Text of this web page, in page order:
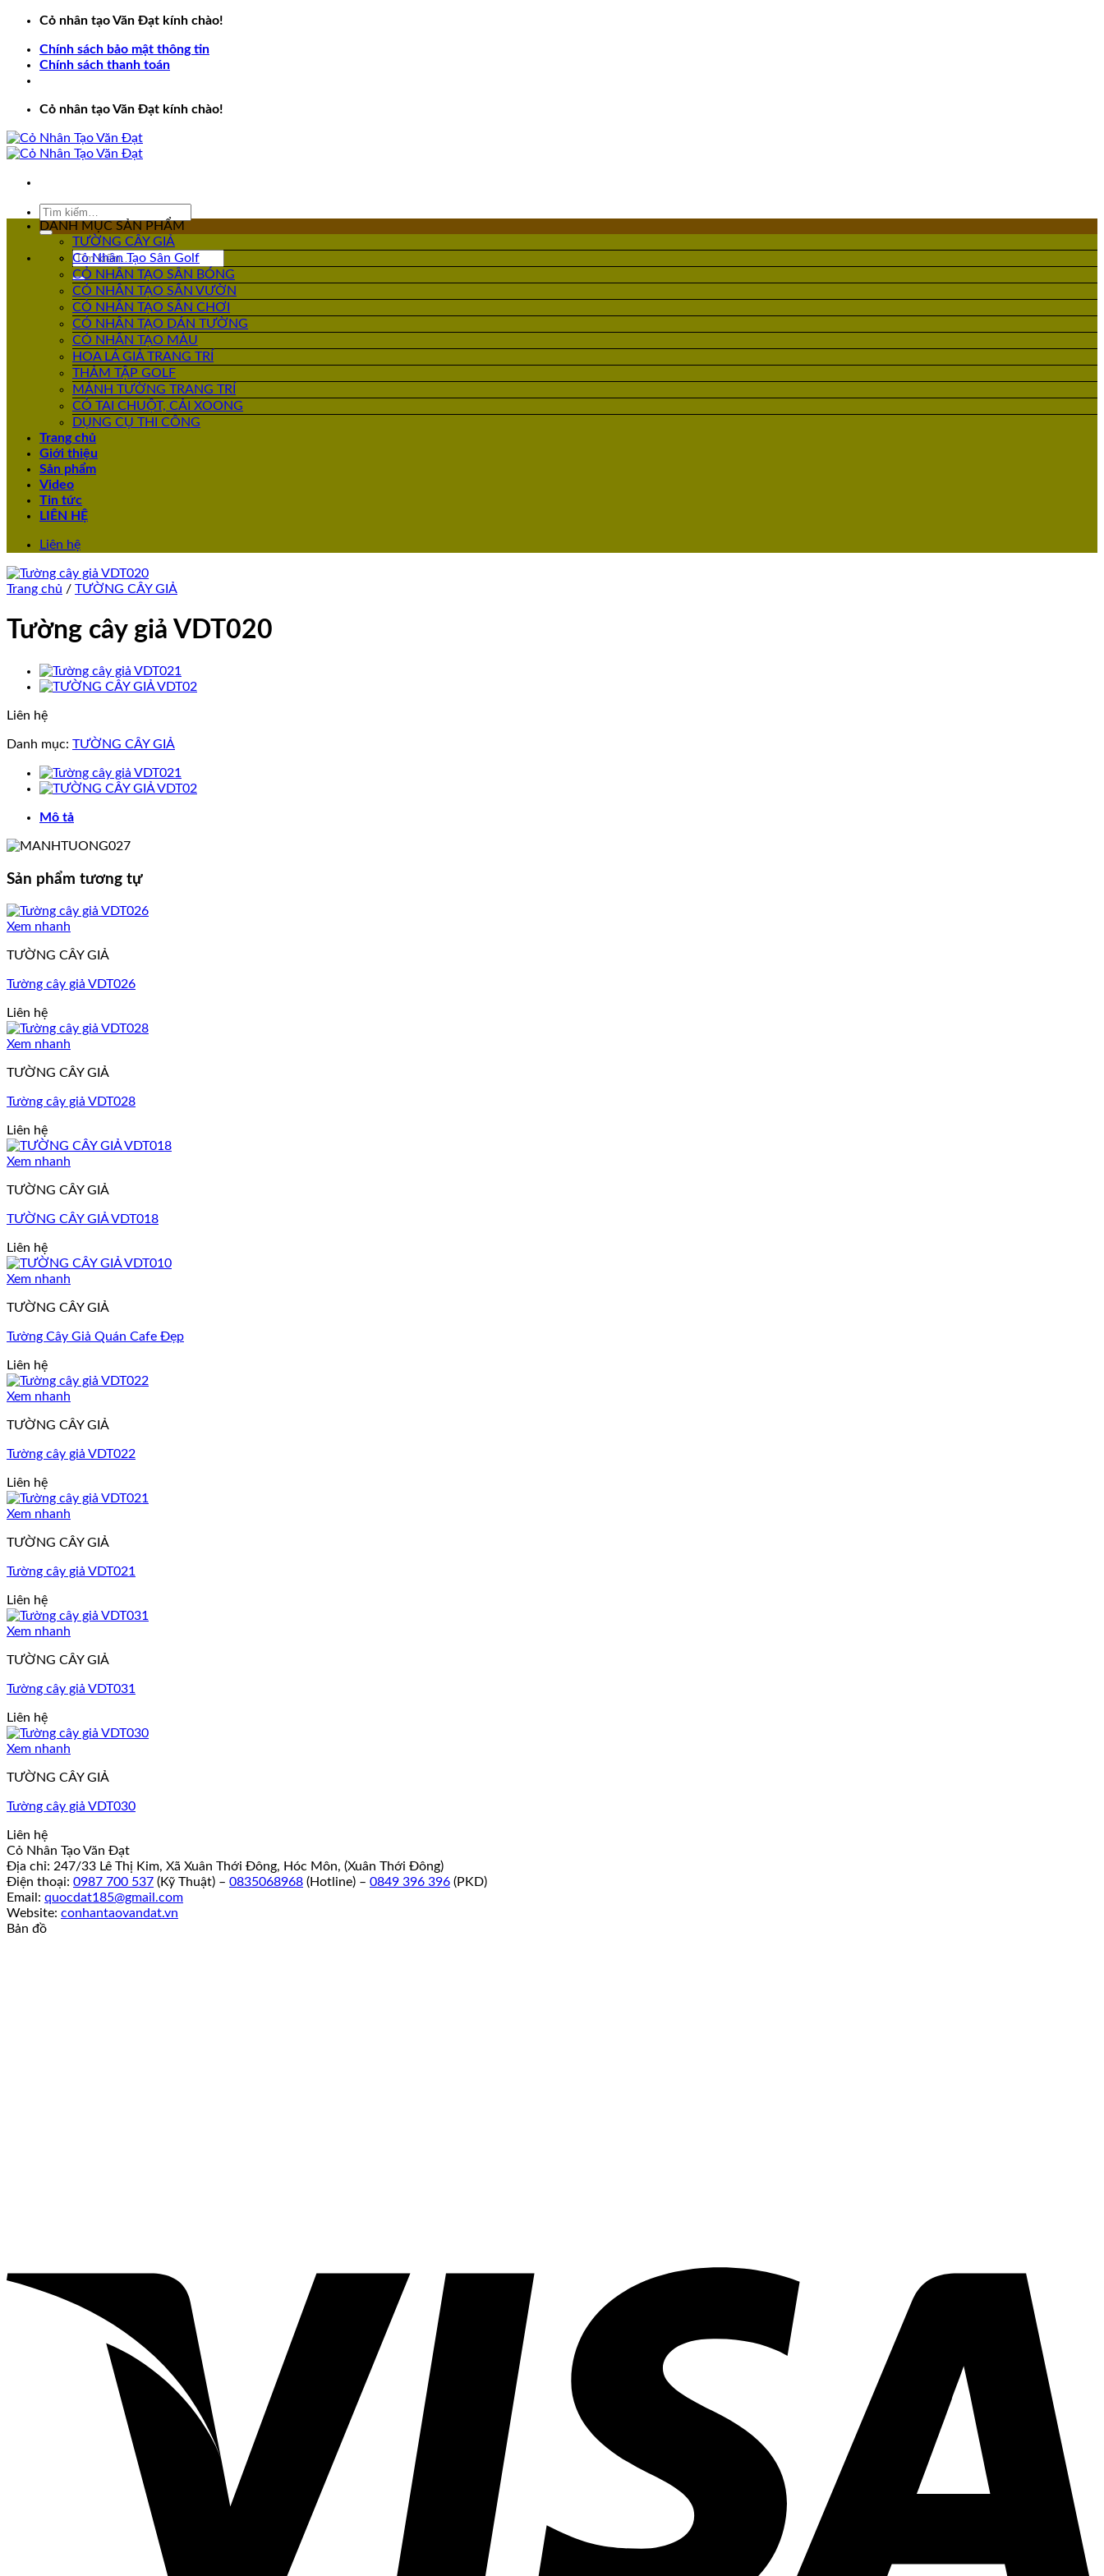
dung
Cỏ nhân tạo Văn Đạt kính chào!
Chính sách bảo mật thông tin
Chính sách thanh toán
Cỏ nhân tạo Văn Đạt kính chào!
Tìm
kiếm:
Tìm
kiếm:
DANH MỤC SẢN PHẨM
TƯỜNG CÂY GIẢ
Cỏ Nhân Tạo Sân Golf
CỎ NHÂN TẠO SÂN BÓNG
CỎ NHÂN TẠO SÂN VƯỜN
CỎ NHÂN TẠO SÂN CHƠI
CỎ NHÂN TẠO DÁN TƯỜNG
CỎ NHÂN TẠO MÀU
HOA LÁ GIẢ TRANG TRÍ
THẢM TẬP GOLF
MẢNH TƯỜNG TRANG TRÍ
CỎ TAI CHUỘT, CẢI XOONG
DỤNG CỤ THI CÔNG
Trang chủ
Giới thiệu
Sản phẩm
Video
Tin tức
LIÊN HỆ
Liên hệ
Trang chủ / TƯỜNG CÂY GIẢ
Tường cây giả VDT020
Liên hệ
Danh mục: TƯỜNG CÂY GIẢ
Mô tả
Sản phẩm tương tự
Xem nhanh
TƯỜNG CÂY GIẢ
Tường cây giả VDT026
Liên hệ
Xem nhanh
TƯỜNG CÂY GIẢ
Tường cây giả VDT028
Liên hệ
Xem nhanh
TƯỜNG CÂY GIẢ
TƯỜNG CÂY GIẢ VDT018
Liên hệ
Xem nhanh
TƯỜNG CÂY GIẢ
Tường Cây Giả Quán Cafe Đẹp
Liên hệ
Xem nhanh
TƯỜNG CÂY GIẢ
Tường cây giả VDT022
Liên hệ
Xem nhanh
TƯỜNG CÂY GIẢ
Tường cây giả VDT021
Liên hệ
Xem nhanh
TƯỜNG CÂY GIẢ
Tường cây giả VDT031
Liên hệ
Xem nhanh
TƯỜNG CÂY GIẢ
Tường cây giả VDT030
Liên hệ
Cỏ Nhân Tạo Văn Đạt
Địa chỉ: 247/33 Lê Thị Kim, Xã Xuân Thới Đông, Hóc Môn, (Xuân Thới Đông)
Điện thoại: 0987 700 537 (Kỹ Thuật) – 0835068968 (Hotline) – 0849 396 396 (PKD)
Email: quocdat185@gmail.com
Website: conhantaovandat.vn
Bản đồ